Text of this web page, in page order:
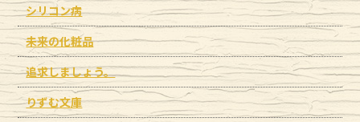
シリコン病
未来の化粧品
追求しましょう。
りずむ文庫